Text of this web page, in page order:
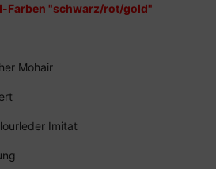
Farben "schwarz/rot/gold"
Mohair
Imitat